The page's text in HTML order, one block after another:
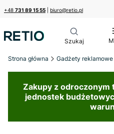
+48 731 89 15 55 biuro@retio.pl
Strona główna Gadżety reklamowe
Zakupy z odroczonym
jednostek